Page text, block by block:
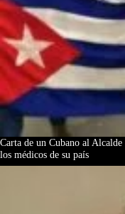
Carta de un Cubano al
los médicos de su país